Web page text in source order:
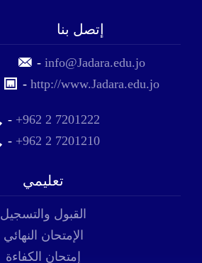
إتصل بنا
-info@Jadara.edu.jo
-http://www.Jadara.edu.jo
- +962 2 7201222
- +962 2 7201210
تعليمي
القبول والتسجيل
الإمتحان النهائي
إمتحان الكفاءة